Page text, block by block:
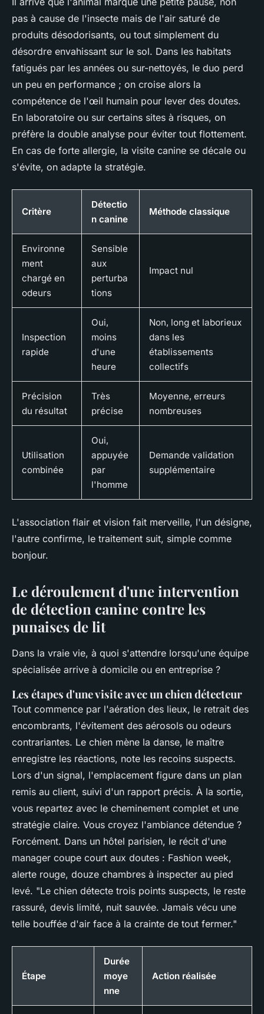
pas à cause de l'insecte mais de l'air saturé de
produits désodorisants, ou tout simplement du
désordre envahissant sur le sol. Dans les habitats
fatigués par les années ou sur-nettoyés, le duo perd
un peu en performance ; on croise alors la
compétence de l'œil humain pour lever des doutes.
En laboratoire ou sur certains sites à risques, on
préfère la double analyse pour éviter tout flottement.
En cas de forte allergie, la visite canine se décale ou
s'évite, on adapte la stratégie.
Critère
Détectio
n canine
Méthode classique
Environne
ment
chargé en
odeurs
Sensible
aux
perturba
tions
Impact nul
Inspection
rapide
Oui,
moins
d'une
heure
Non, long et laborieux
dans les
établissements
collectifs
Précision
du résultat
Très
précise
Moyenne, erreurs
nombreuses
Utilisation
combinée
Oui,
appuyée
par
l'homme
Demande validation
supplémentaire
L'association flair et vision fait merveille, l'un désigne,
l'autre confirme, le traitement suit, simple comme
bonjour.
Le déroulement d'une intervention
de détection canine contre les
punaises de lit
Dans la vraie vie, à quoi s'attendre lorsqu'une équipe
spécialisée arrive à domicile ou en entreprise ?
Les étapes d'une visite avec un chien détecteur
Tout commence par l'aération des lieux, le retrait des
encombrants, l'évitement des aérosols ou odeurs
contrariantes. Le chien mène la danse, le maître
enregistre les réactions, note les recoins suspects.
Lors d'un signal, l'emplacement figure dans un plan
remis au client, suivi d'un rapport précis. À la sortie,
vous repartez avec le cheminement complet et une
stratégie claire. Vous croyez l'ambiance détendue ?
Forcément. Dans un hôtel parisien, le récit d'une
manager coupe court aux doutes : Fashion week,
alerte rouge, douze chambres à inspecter au pied
levé. "Le chien détecte trois points suspects, le reste
rassuré, devis limité, nuit sauvée. Jamais vécu une
telle bouffée d'air face à la crainte de tout fermer."
Étape
Durée
moye
nne
Action réalisée